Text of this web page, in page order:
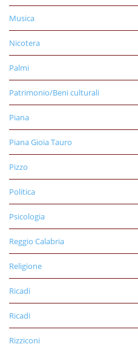
Musica
Nicotera
Palmi
Patrimonio/Beni culturali
Piana
Piana Gioia Tauro
Pizzo
Politica
Psicologia
Reggio Calabria
Religione
Ricadi
Ricadi
Rizziconi